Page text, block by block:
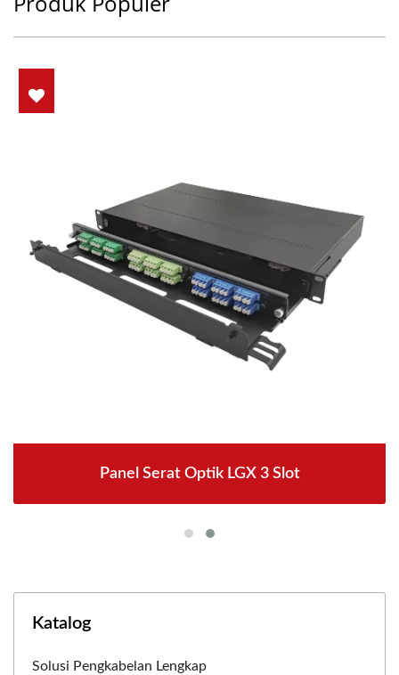
Panel Serat Optik LGX 3 Slot
Katalog
Solusi Pengkabelan Lengkap